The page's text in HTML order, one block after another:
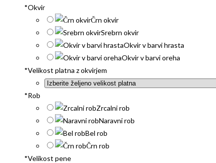
*Okvir
Črn okvir
Srebrn okvir
Okvir v barvi hrasta
Okvir v barvi oreha
*Velikost platna z okvirjem
*Rob
Zrcalni rob
Naravni rob
Bel rob
Črn rob
*Velikost pene